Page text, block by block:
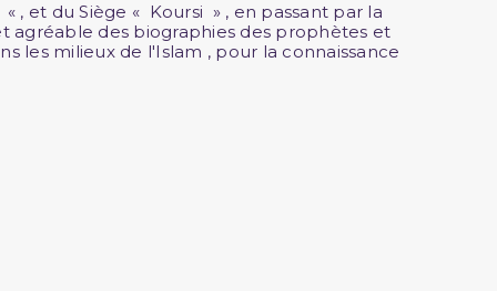
, et du Siège « Koursi » , en passant par la
agréable des biographies des prophètes et
les milieux de l'Islam , pour la connaissance